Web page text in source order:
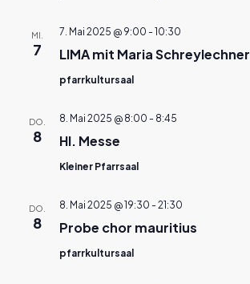
MI.
7 LIMA mit Maria Schreylechner
7. Mai 2025 @ 9:00 - 10:30
pfarrkultursaal
DO.
8 Hl. Messe
8. Mai 2025 @ 8:00 - 8:45
Kleiner Pfarrsaal
DO.
8 Probe chor mauritius
8. Mai 2025 @ 19:30 - 21:30
pfarrkultursaal